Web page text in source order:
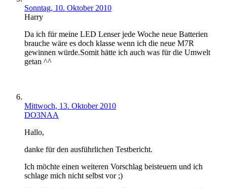
Sonntag, 10. Oktober 2010
Harry
Da ich für meine LED Lenser jede Woche neue Batterien
brauche wäre es doch klasse wenn ich die neue M7R
gewinnen würde.Somit hätte ich auch was für die Umwelt
getan ^^
Mittwoch, 13. Oktober 2010
DO3NAA
Hallo,
danke für den ausführlichen Testbericht.
Ich möchte einen weiteren Vorschlag beisteuern und ich
schlage mich nicht selbst vor ;)